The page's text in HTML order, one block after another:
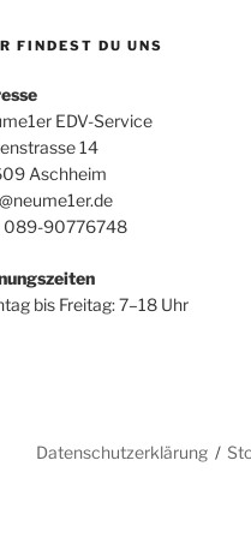
FINDEST DU UNS
EDV-Service
14
Aschheim
089-90776748
bis Freitag: 7–18 Uhr
Datenschutzerklärung